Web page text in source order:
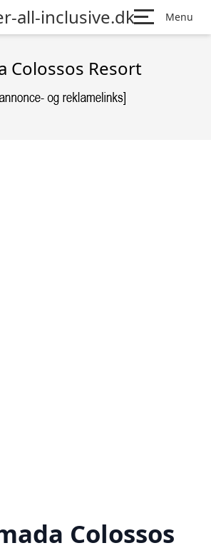
all-inclusive.dk Menu
Colossos Resort
Colossos